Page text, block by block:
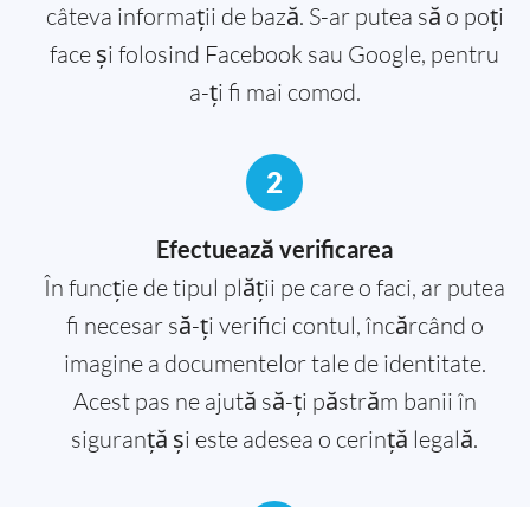
câteva informații de bază. S-ar putea să o poți
face și folosind Facebook sau Google, pentru
a-ți fi mai comod.
2
Efectuează verificarea
În funcție de tipul plății pe care o faci, ar putea
fi necesar să-ți verifici contul, încărcând o
imagine a documentelor tale de identitate.
Acest pas ne ajută să-ți păstrăm banii în
siguranță și este adesea o cerință legală.